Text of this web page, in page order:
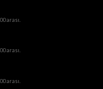
arası.
arası.
arası.